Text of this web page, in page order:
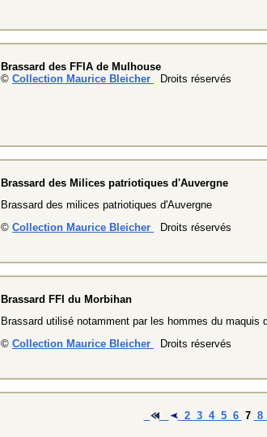
Brassard des FFIA de Mulhouse
© Collection Maurice Bleicher Droits réservés
Brassard des Milices patriotiques d'Auvergne
Brassard des milices patriotiques d'Auvergne
© Collection Maurice Bleicher Droits réservés
Brassard FFI du Morbihan
Brassard utilisé notamment par les hommes du maquis
© Collection Maurice Bleicher Droits réservés
2 3 4 5 6 7 8